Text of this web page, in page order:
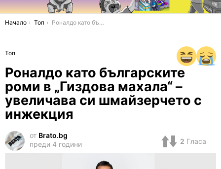
You are here:
Начало Топ Роналдо като българските роми в „Гиздова махала“ – увеличава си шмайзерчето с инжекция
Топ
Роналдо като българските
роми в „Гиздова махала“ –
увеличава си шмайзерчето с
инжекция
от Brato.bg
преди 4 години
2 Гласа